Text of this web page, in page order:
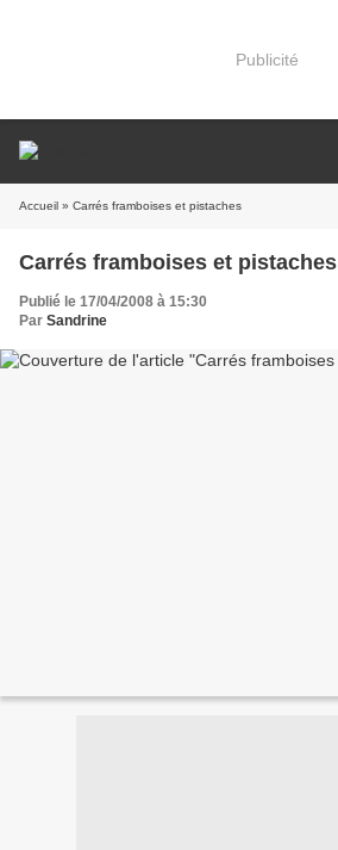
Publicité
Accueil » Carrés framboises et pistaches
Carrés framboises et pistaches
Publié le 17/04/2008 à 15:30
Par Sandrine